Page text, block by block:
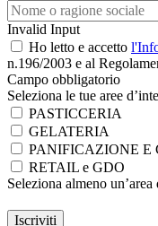
Invalid Input
Ho letto e accetto
n.196/2003 e al
Campo obbligatorio
Seleziona le tue aree
PASTICCERIA
GELATERIA
PANIFICAZIONE
RETAIL e GDO
Seleziona almeno un’area
Iscriviti